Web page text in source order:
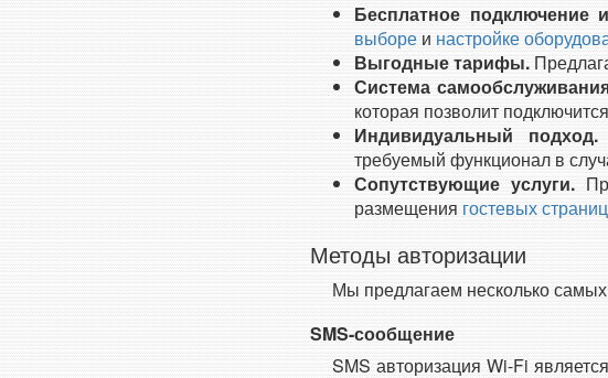
Бесплатное подключение
выбореи настройке
Выгодные тарифы.
Система
которая позволит
Индивидуальный подход.
требуемый функционал в
Сопутствующие услуги.
размещения гостевых страниц
Методы авторизации
Мы предлагаем несколько
SMS-сообщение
SMS авторизация Wi-Fi